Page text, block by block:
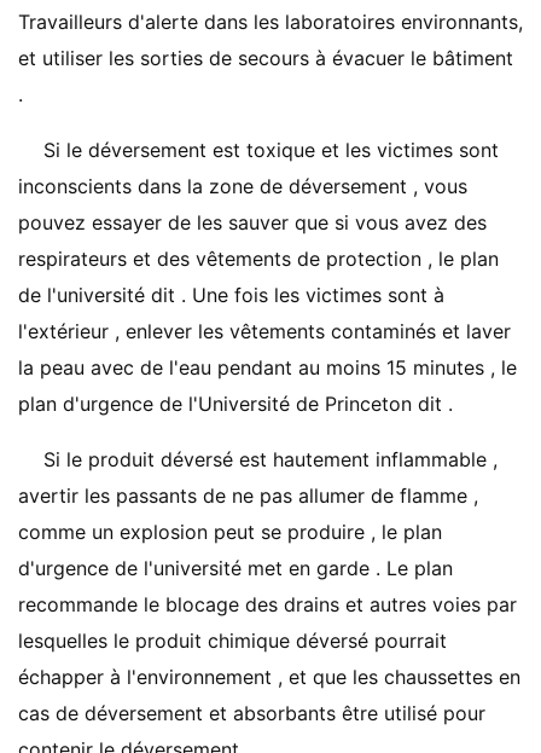
Travailleurs d'alerte dans les laboratoires environnants,
et utiliser les sorties de secours à évacuer le bâtiment
.
Si le déversement est toxique et les victimes sont
inconscients dans la zone de déversement , vous
pouvez essayer de les sauver que si vous avez des
respirateurs et des vêtements de protection , le plan
de l'université dit . Une fois les victimes sont à
l'extérieur , enlever les vêtements contaminés et laver
la peau avec de l'eau pendant au moins 15 minutes , le
plan d'urgence de l'Université de Princeton dit .
Si le produit déversé est hautement inflammable ,
avertir les passants de ne pas allumer de flamme ,
comme un explosion peut se produire , le plan
d'urgence de l'université met en garde . Le plan
recommande le blocage des drains et autres voies par
lesquelles le produit chimique déversé pourrait
échapper à l'environnement , et que les chaussettes en
cas de déversement et absorbants être utilisé pour